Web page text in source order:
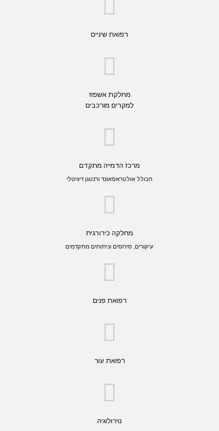
רפואת שיניים
מחלקת אשפוז
למקרים מורכבים
מרכז הדמייה מתקדם
הכולל אולטראסאונד ורנטגן דיגיטלי
מחלקה כירורגית
עיקורים, סירוסים וניתוחים מתקדמים
רפואת פנים
רפואת עור
נוירולוגיה